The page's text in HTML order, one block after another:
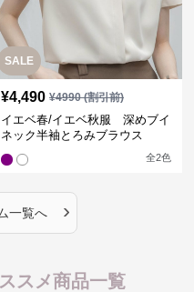
SALE
¥4,490 ¥4990(割引前)
イエベ春/イエベ秋服 深めブイ
ネック半袖とろみブラウス
全2色
一覧へ ›
スメ商品一覧